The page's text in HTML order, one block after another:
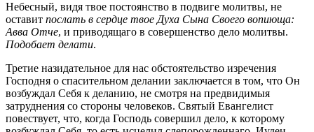
Небесный, видя твое постоянство в подвиге молитвы, не
оставит послать в сердце твое Духа Сына Своего вопиюща:
Авва Отче, и приводящаго в совершенство дело молитвы.
Подобает делати.
Третие назидательное для нас обстоятельство изречения
Господня о спасительном делании заключается в том, что Он
возбуждал Себя к деланию, не смотря на предвидимыя
затруднения со стороны человеков. Святый Евангелист
повествует, что, когда Господь совершил дело, к которому